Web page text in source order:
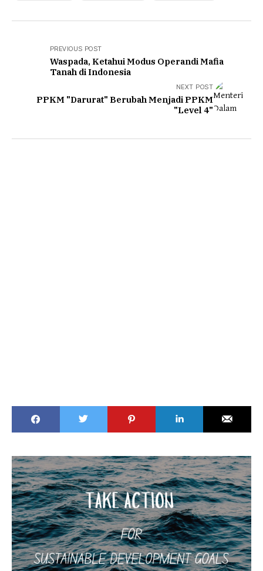
PREVIOUS POST
Waspada, Ketahui Modus Operandi Mafia
Tanah di Indonesia
NEXT POST
PPKM "Darurat" Berubah Menjadi PPKM
"Level 4"